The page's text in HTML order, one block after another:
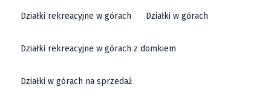
Działki rekreacyjne w górach Działki w górach
Działki rekreacyjne w górach z domkiem
Działki w górach na sprzedaż